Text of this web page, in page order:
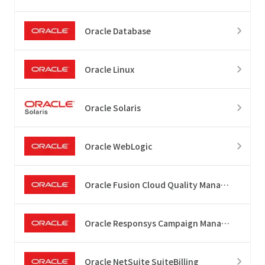
Oracle Database
Oracle Linux
Oracle Solaris
Oracle WebLogic
Oracle Fusion Cloud Quality Management
Oracle Responsys Campaign Management
Oracle NetSuite SuiteBilling